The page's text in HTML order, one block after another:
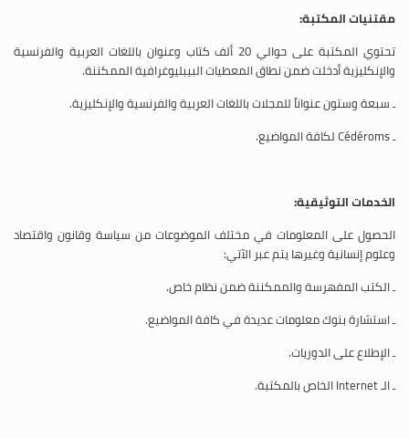
مقتنيات المكتبة:
تحتوي المكتبة على حوالي 20 ألف كتاب وعنوان باللغات العربية والفرنسية
والإنكليزية أدخلت ضمن نطاق المعطيات البيبليوغرافية الممكننة.
ـ سبعة وستون عنواناً للمجلات باللغات العربية والفرنسية والإنكليزية.
ـCédéromsلكافة المواضيع.
الخدمات التوثيقية:
الحصول على المعلومات في مختلف الموضوعات من سياسة وقانون واقتصاد
وعلوم إنسانية وغيرها يتم عبر الآتي:
ـ الكتب المفهرسة والممكننة ضمن نظام خاص.
ـ استشارة بنوك معلومات عديدة في كافة المواضيع.
ـ الإطلاع على الدوريات.
ـ الـInternetالخاص بالمكتبة.